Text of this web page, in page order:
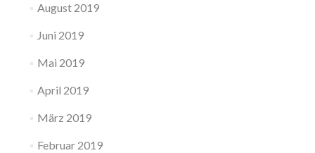
August 2019
Juni 2019
Mai 2019
April 2019
März 2019
Februar 2019